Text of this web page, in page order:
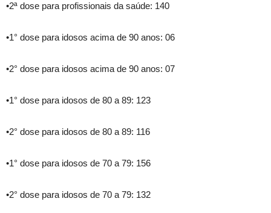
•2ª dose para profissionais da saúde: 140
•1° dose para idosos acima de 90 anos: 06
•2° dose para idosos acima de 90 anos: 07
•1° dose para idosos de 80 a 89: 123
•2° dose para idosos de 80 a 89: 116
•1° dose para idosos de 70 a 79: 156
•2° dose para idosos de 70 a 79: 132